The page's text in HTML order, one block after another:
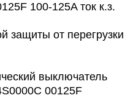
100-125A ток к.з.
защиты от перегрузки
выключатель
00125F